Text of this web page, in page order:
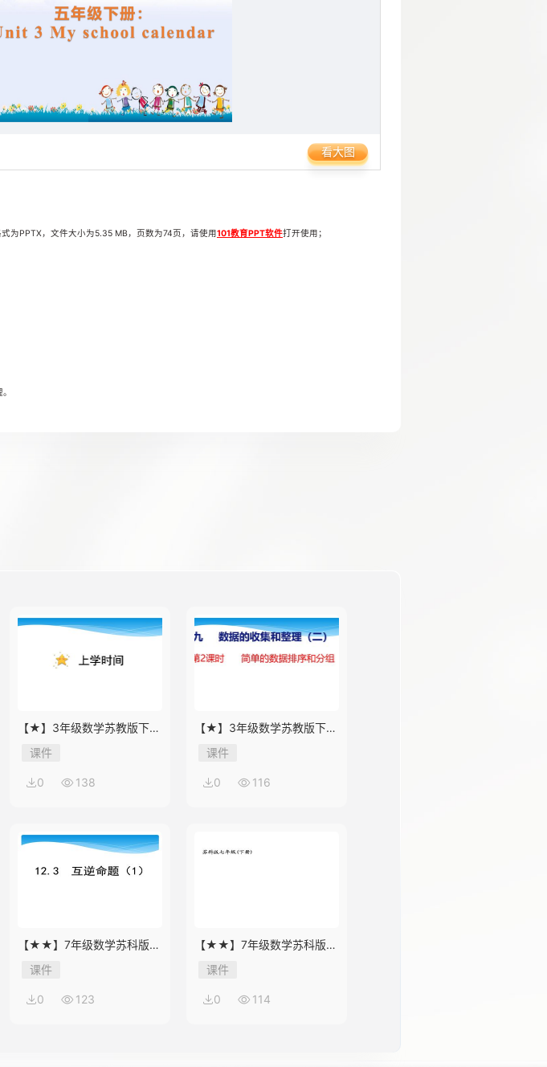
看大图
PPTX，文件大小为5.35 MB，页数为74页，请使用101教育PPT软件打开使用；
【★】3年级数学苏教版下册
课件第9单元后《上学时间》
课件
0 138
【★】3年级数学苏教版下册
课件第9单元《数据的收集和
整理（二）》
课件
0 116
【★★】7年级数学苏科版下
册课件第12单元 《12.3 互逆
命题》
课件
0 123
【★★】7年级数学苏科版下
册课件第12单元 《12.1 定义
与命题》
课件
0 114